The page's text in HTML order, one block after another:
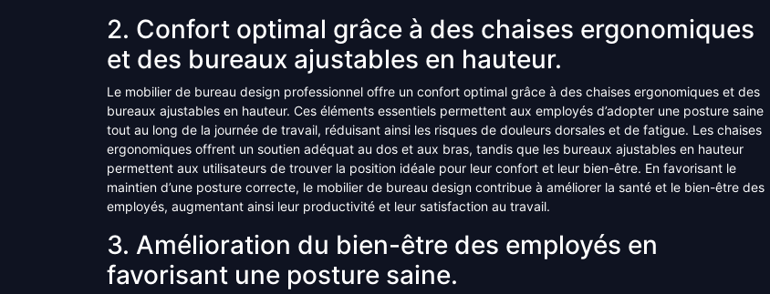
2. Confort optimal grâce à des chaises ergonomiques
et des bureaux ajustables en hauteur.
Le mobilier de bureau design professionnel offre un confort optimal grâce à des chaises ergonomiques et des
bureaux ajustables en hauteur. Ces éléments essentiels permettent aux employés d’adopter une posture saine
tout au long de la journée de travail, réduisant ainsi les risques de douleurs dorsales et de fatigue. Les chaises
ergonomiques offrent un soutien adéquat au dos et aux bras, tandis que les bureaux ajustables en hauteur
permettent aux utilisateurs de trouver la position idéale pour leur confort et leur bien-être. En favorisant le
maintien d’une posture correcte, le mobilier de bureau design contribue à améliorer la santé et le bien-être des
employés, augmentant ainsi leur productivité et leur satisfaction au travail.
3. Amélioration du bien-être des employés en
favorisant une posture saine.